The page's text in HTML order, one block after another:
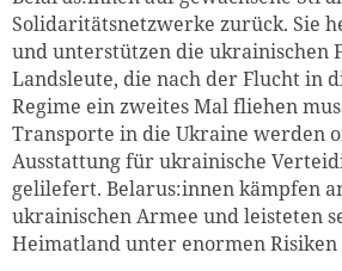
Solidaritätsnetzwerke zurück. Sie
und unterstützen die ukrainischen
Landsleute, die nach der Flucht in
Regime ein zweites Mal fliehen
Transporte in die Ukraine werden
Ausstattung für ukrainische
gelilefert. Belarus:innen kämpfen
ukrainischen Armee und leisteten
Heimatland unter enormen